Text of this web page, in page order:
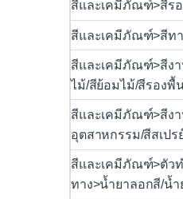
สีและเคมีภัณฑ์>สีร
สีและเคมีภัณฑ์>สีท
สีและเคมีภัณฑ์>สีงา
ไม้/สีย้อมไม้/สีรองพื้
สีและเคมีภัณฑ์>สีงา
อุตสาหกรรม/สีสเปร
สีและเคมีภัณฑ์>ตัวท
ทาง>น้ำยาลอกสี/น้